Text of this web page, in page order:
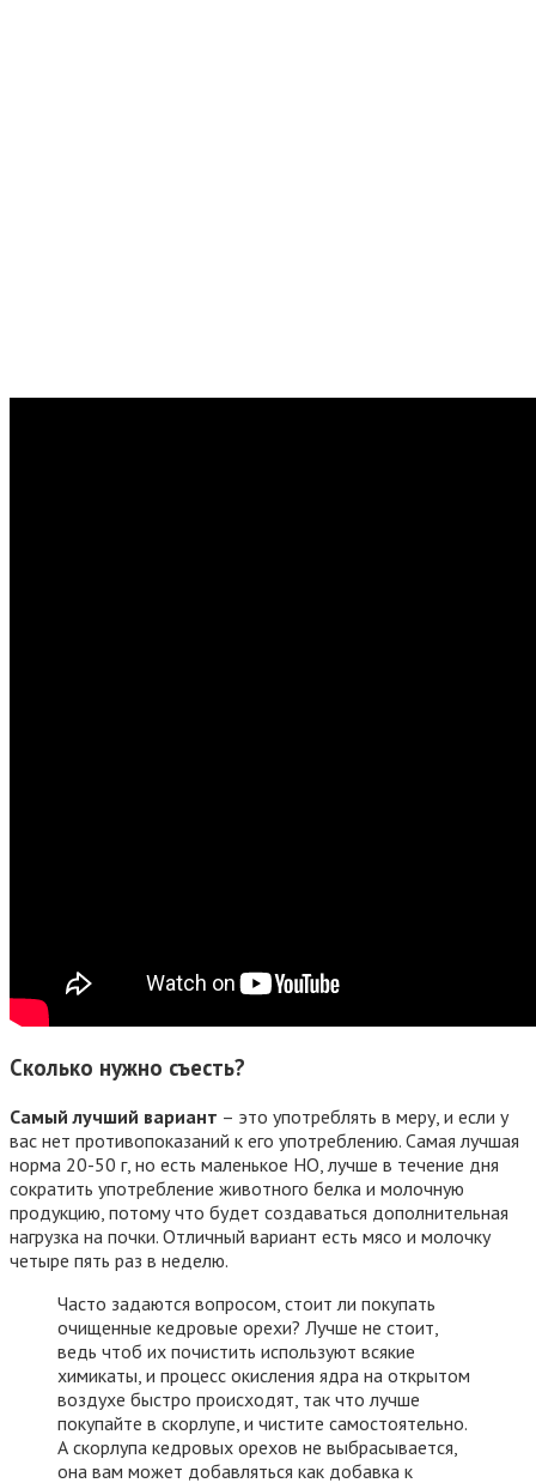
Сколько нужно съесть?
Самый лучший вариант – это употреблять в меру, и если у
вас нет противопоказаний к его употреблению. Самая лучшая
норма 20-50 г, но есть маленькое НО, лучше в течение дня
сократить употребление животного белка и молочную
продукцию, потому что будет создаваться дополнительная
нагрузка на почки. Отличный вариант есть мясо и молочку
четыре пять раз в неделю.
Часто задаются вопросом, стоит ли покупать
очищенные кедровые орехи? Лучше не стоит,
ведь чтоб их почистить используют всякие
химикаты, и процесс окисления ядра на открытом
воздухе быстро происходят, так что лучше
покупайте в скорлупе, и чистите самостоятельно.
А скорлупа кедровых орехов не выбрасывается,
она вам может добавляться как добавка к